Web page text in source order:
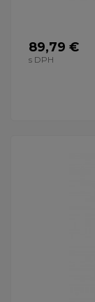
89,79 €
s DPH